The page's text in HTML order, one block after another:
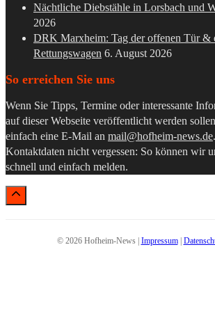
Nächtliche Diebstähle in Lorsbach und
2026
DRK Marxheim: Tag der offenen Tür &
Rettungswagen 6. August 2026
So erreichen Sie uns
Wenn Sie Tipps, Termine oder interessante
auf dieser Webseite veröffentlicht werden
einfach eine E-Mail an mail@hofheim-news.de
Kontaktdaten nicht vergessen: So können wir
schnell und einfach melden.
© 2026 Hofheim-News | Impressum|